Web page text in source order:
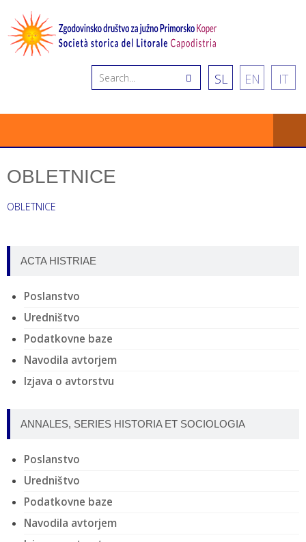
SL EN IT
OBLETNICE
OBLETNICE
ACTA HISTRIAE
Poslanstvo
Uredništvo
Podatkovne baze
Navodila avtorjem
Izjava o avtorstvu
ANNALES, SERIES HISTORIA ET SOCIOLOGIA
Poslanstvo
Uredništvo
Podatkovne baze
Navodila avtorjem